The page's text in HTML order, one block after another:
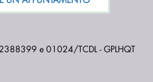
e 01024/TCDL - GPLHQT